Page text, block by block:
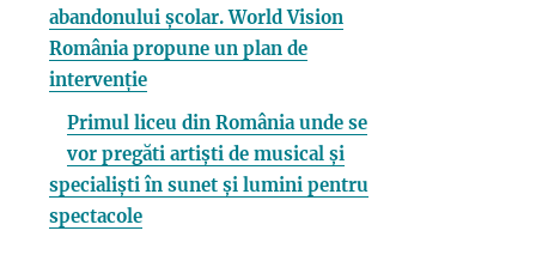
abandonului școlar. World Vision
România propune un plan de
intervenție
Primul liceu din România unde se
vor pregăti artiști de musical și
specialiști în sunet și lumini pentru
spectacole